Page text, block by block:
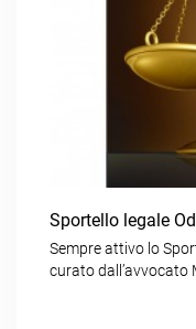
Sportello legale
Sempre attivo lo
curato dall’avvocato